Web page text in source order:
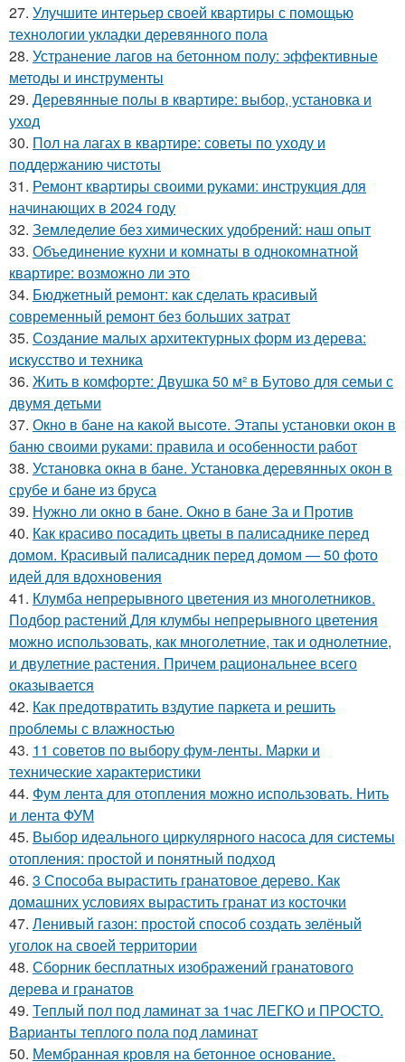
27. Улучшите интерьер своей квартиры с помощью
технологии укладки деревянного пола
28. Устранение лагов на бетонном полу: эффективные
методы и инструменты
29. Деревянные полы в квартире: выбор, установка и
уход
30. Пол на лагах в квартире: советы по уходу и
поддержанию чистоты
31. Ремонт квартиры своими руками: инструкция для
начинающих в 2024 году
32. Земледелие без химических удобрений: наш опыт
33. Объединение кухни и комнаты в однокомнатной
квартире: возможно ли это
34. Бюджетный ремонт: как сделать красивый
современный ремонт без больших затрат
35. Создание малых архитектурных форм из дерева:
искусство и техника
36. Жить в комфорте: Двушка 50 м² в Бутово для семьи с
двумя детьми
37. Окно в бане на какой высоте. Этапы установки окон в
баню своими руками: правила и особенности работ
38. Установка окна в бане. Установка деревянных окон в
срубе и бане из бруса
39. Нужно ли окно в бане. Окно в бане За и Против
40. Как красиво посадить цветы в палисаднике перед
домом. Красивый палисадник перед домом — 50 фото
идей для вдохновения
41. Клумба непрерывного цветения из многолетников.
Подбор растений Для клумбы непрерывного цветения
можно использовать, как многолетние, так и однолетние,
и двулетние растения. Причем рациональнее всего
оказывается
42. Как предотвратить вздутие паркета и решить
проблемы с влажностью
43. 11 советов по выбору фум-ленты. Марки и
технические характеристики
44. Фум лента для отопления можно использовать. Нить
и лента ФУМ
45. Выбор идеального циркулярного насоса для системы
отопления: простой и понятный подход
46. 3 Способа вырастить гранатовое дерево. Как
домашних условиях вырастить гранат из косточки
47. Ленивый газон: простой способ создать зелёный
уголок на своей территории
48. Сборник бесплатных изображений гранатового
дерева и гранатов
49. Теплый пол под ламинат за 1час ЛЕГКО и ПРОСТО.
Варианты теплого пола под ламинат
50. Мембранная кровля на бетонное основание.